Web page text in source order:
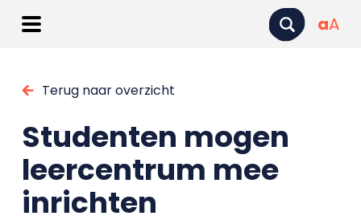
aA
Terug naar overzicht
Studenten mogen
leercentrum mee
inrichten